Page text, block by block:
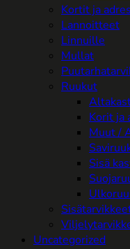
Kortit ja
Lannoitteet
Linnuille
Mullat
Ruukut
Korit ja
Muut /
Sisä
Uncategorized